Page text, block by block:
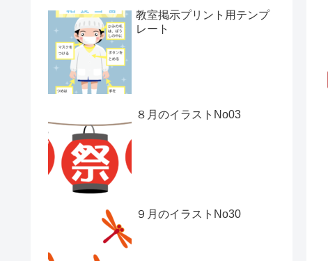
教室掲示プリント用テンプ
レート
８月のイラストNo03
９月のイラストNo30